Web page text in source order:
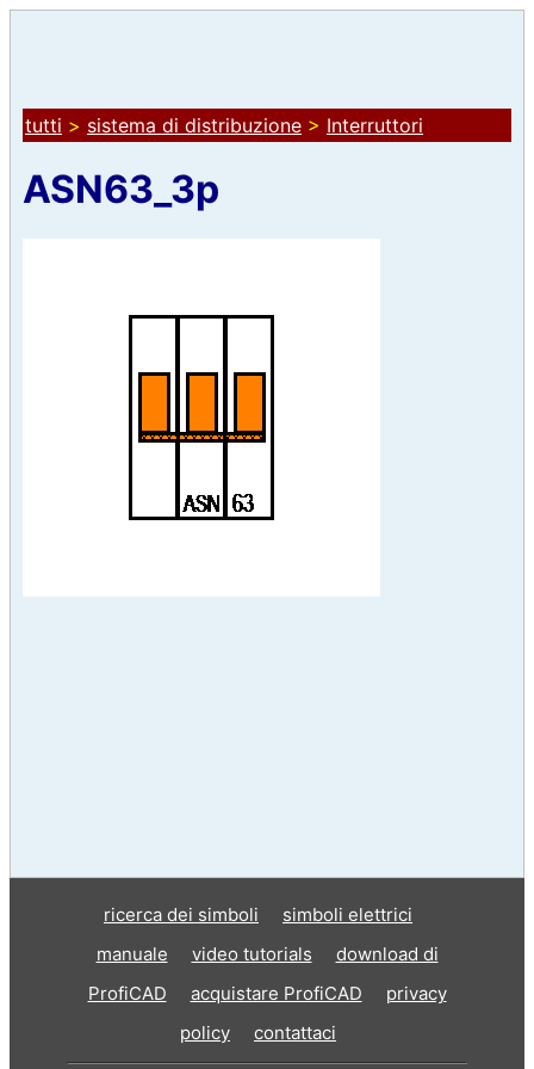
tutti > sistema di distribuzione > Interruttori
ASN63_3p
ricerca dei simboli
simboli elettrici
manuale
video tutorials
download di
ProfiCAD
acquistare ProfiCAD
privacy
policy
contattaci